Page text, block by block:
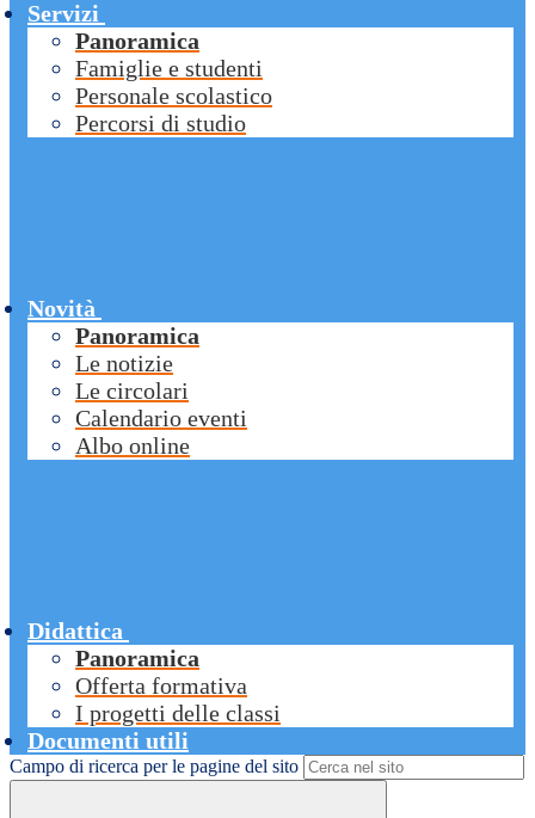
Servizi
Panoramica
Famiglie e studenti
Personale scolastico
Percorsi di studio
Novità
Panoramica
Le notizie
Le circolari
Calendario eventi
Albo online
Didattica
Panoramica
Offerta formativa
I progetti delle classi
Documenti utili
Campo di ricerca per le pagine del sito